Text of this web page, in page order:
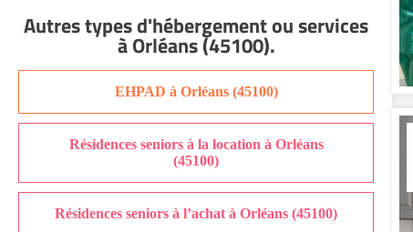
Aide à domicile Nîmes
Aide à domicile Orléans
Aide à domicile Rennes
Aide à domicile Saint-Etienne
Aide à domicile Toulouse
Recherche par ville
Autres types d'hébergement ou services
à Orléans (45100).
EHPAD à Orléans (45100)
Résidences seniors à la location à Orléans
(45100)
Résidences seniors à l’achat à Orléans (45100)